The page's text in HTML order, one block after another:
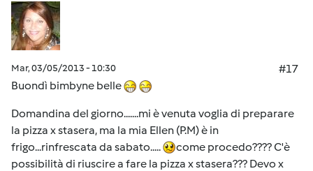
Mar, 03/05/2013 - 10:30
#17
Buondì bimbyne belle
Domandina del giorno.......mi è venuta voglia di preparare
la pizza x stasera, ma la mia Ellen (P.M) è in
frigo...rinfrescata da sabato.....
come procedo???? C'è
possibilità di riuscire a fare la pizza x stasera??? Devo x